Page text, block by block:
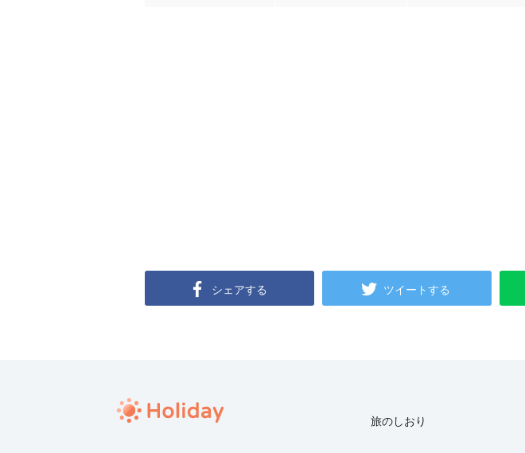
シェアする ツイートする
旅のしおり